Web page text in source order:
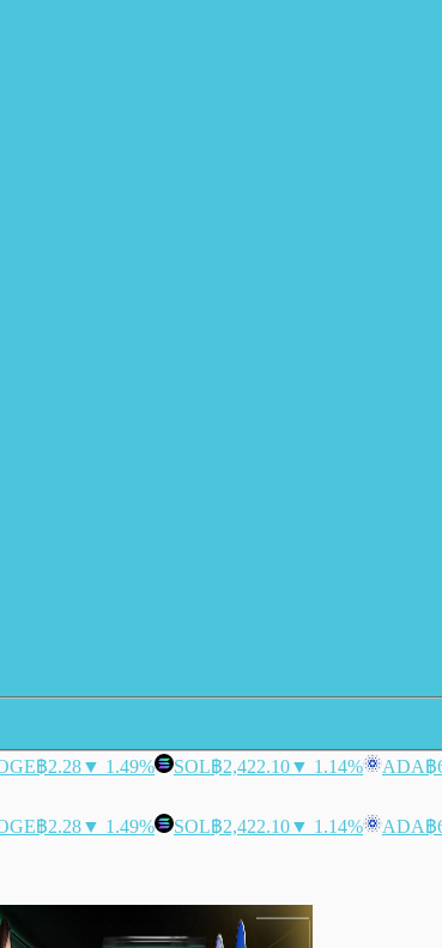
฿2.28▼ 1.49% SOL฿2,422.10▼ 1.14% ADA฿
฿2.28▼ 1.49% SOL฿2,422.10▼ 1.14% ADA฿